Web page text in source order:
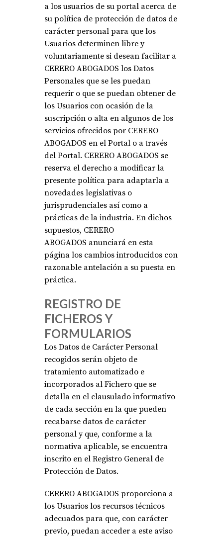
a los usuarios de su portal acerca de
su política de protección de datos de
carácter personal para que los
Usuarios determinen libre y
voluntariamente si desean facilitar a
CERERO ABOGADOS los Datos
Personales que se les puedan
requerir o que se puedan obtener de
los Usuarios con ocasión de la
suscripción o alta en algunos de los
servicios ofrecidos por CERERO
ABOGADOS en el Portal o a través
del Portal. CERERO ABOGADOS se
reserva el derecho a modificar la
presente política para adaptarla a
novedades legislativas o
jurisprudenciales así como a
prácticas de la industria. En dichos
supuestos, CERERO
ABOGADOS anunciará en esta
página los cambios introducidos con
razonable antelación a su puesta en
práctica.
REGISTRO DE
FICHEROS Y
FORMULARIOS
Los Datos de Carácter Personal
recogidos serán objeto de
tratamiento automatizado e
incorporados al Fichero que se
detalla en el clausulado informativo
de cada sección en la que pueden
recabarse datos de carácter
personal y que, conforme a la
normativa aplicable, se encuentra
inscrito en el Registro General de
Protección de Datos.
CERERO ABOGADOS proporciona a
los Usuarios los recursos técnicos
adecuados para que, con carácter
previo, puedan acceder a este aviso